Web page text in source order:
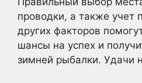
проводки, а также учет
других факторов
шансы на успех и
зимней рыбалки. Удачи